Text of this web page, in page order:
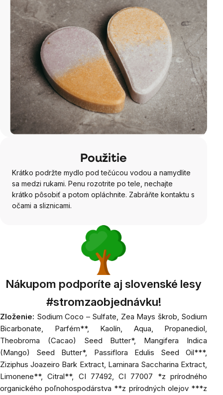
Použitie
Krátko podržte mydlo pod tečúcou vodou a namydlite
sa medzi rukami. Penu rozotrite po tele, nechajte
krátko pôsobiť a potom opláchnite. Zabráňte kontaktu s
očami a sliznicami.
Nákupom podporíte aj slovenské lesy
#stromzaobjednávku!
Zloženie: Sodium Coco – Sulfate, Zea Mays škrob, Sodium
Bicarbonate, Parfém**, Kaolín, Aqua, Propanediol,
Theobroma (Cacao) Seed Butter*, Mangifera Indica
(Mango) Seed Butter*, Passiflora Edulis Seed Oil***,
Ziziphus Joazeiro Bark Extract, Laminara Saccharina Extract,
Limonene**, Citral**, CI 77492, CI 77007 *z prírodného
organického poľnohospodárstva **z prírodných olejov ***z